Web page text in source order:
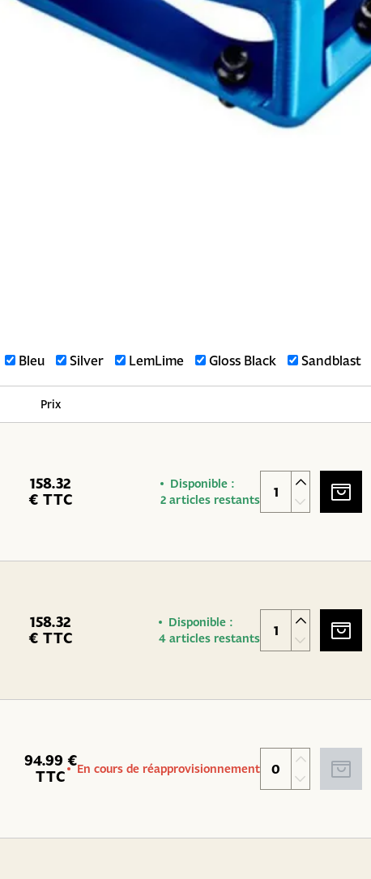
Bleu Silver LemLime Gloss Black Sandblast
Prix
158.32
€ TTC
Disponible :
2 articles restants
158.32
€ TTC
Disponible :
4 articles restants
94.99 €
TTC
En cours de réapprovisionnement